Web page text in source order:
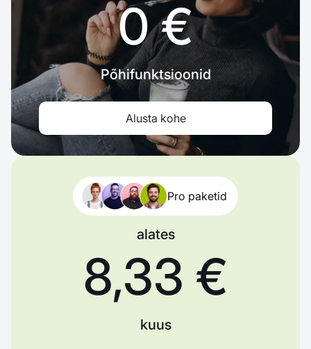
0 €
Põhifunktsioonid
Alusta kohe
Pro paketid
alates
8,33 €
kuus